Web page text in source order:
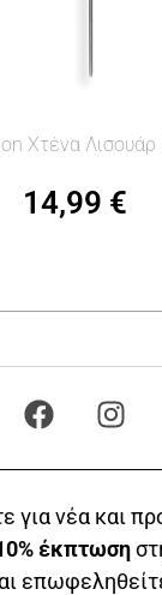
Χτένα
14,99 €
για νέα και
έκπτωση